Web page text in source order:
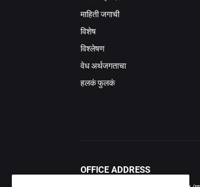
माहिती जगाची
विशेष
विश्लेषण
वेध अर्थजगताचा
हलकं फुलकं
OFFICE ADDRESS